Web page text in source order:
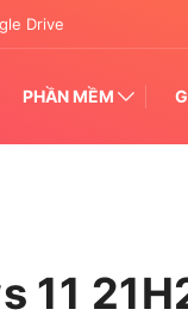
2023
PHẦN MỀM
11